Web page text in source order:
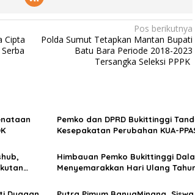
Cipta
Pos berikutnya
Polda Sumut Tetapkan Mantan Bupati
Batu Bara Periode 2018-2023
Tersangka Seleksi PPPK
Pemko dan DPRD Bukittinggi
Kesepakatan Perubahan KUA-
Himbauan Pemko Bukittinggi
Menyemarakkan Hari Ulang